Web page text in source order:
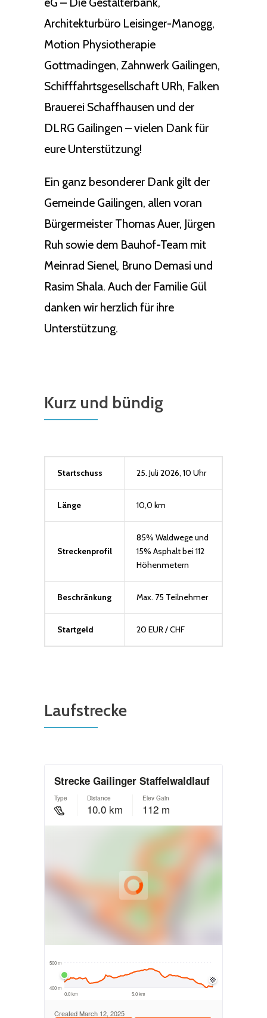
Architekturbüro Leisinger-Manogg,
Motion Physiotherapie
Gottmadingen, Zahnwerk Gailingen,
Schifffahrtsgesellschaft URh, Falken
Brauerei Schaffhausen und der
DLRG Gailingen – vielen Dank für
eure Unterstützung!
Ein ganz besonderer Dank gilt der
Gemeinde Gailingen, allen voran
Bürgermeister Thomas Auer, Jürgen
Ruh sowie dem Bauhof-Team mit
Meinrad Sienel, Bruno Demasi und
Rasim Shala. Auch der Familie Gül
danken wir herzlich für ihre
Unterstützung.
Kurz und bündig
Startschuss 25. Juli 2026, 10 Uhr
Länge 10,0 km
Streckenprofil
85% Waldwege und
15% Asphalt bei 112
Höhenmetern
Beschränkung Max. 75 Teilnehmer
Startgeld 20 EUR / CHF
Laufstrecke